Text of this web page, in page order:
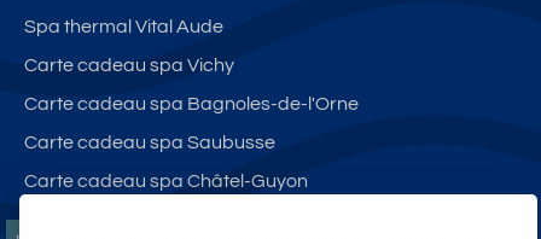
Spa thermal Vital Aude
Carte cadeau spa Vichy
Carte cadeau spa Bagnoles-de-l'Orne
Carte cadeau spa Saubusse
Carte cadeau spa Châtel-Guyon